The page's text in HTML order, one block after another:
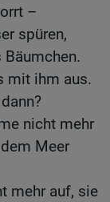
–
spüren,
mit ihm aus.
nicht mehr
Meer
mehr auf, sie